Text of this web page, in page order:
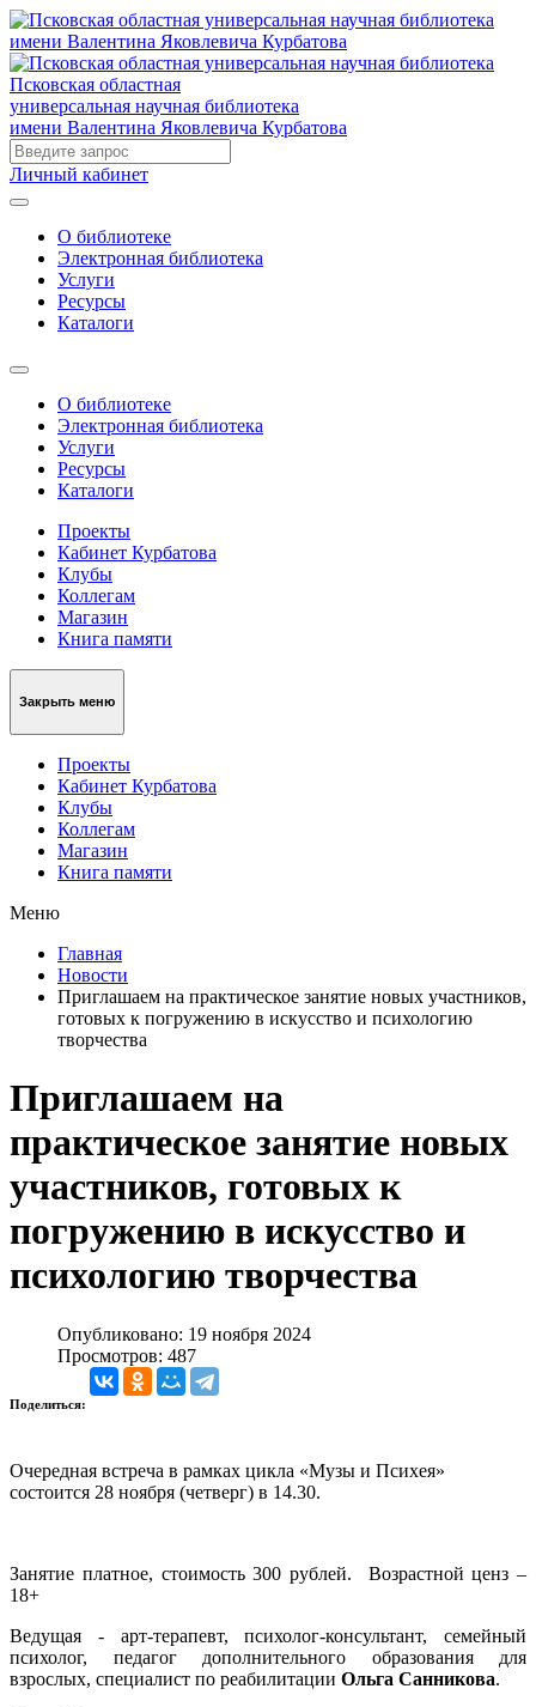
Псковская областная
универсальная научная библиотека
имени Валентина Яковлевича Курбатова
Личный кабинет
О библиотеке
Электронная библиотека
Услуги
Ресурсы
Каталоги
О библиотеке
Электронная библиотека
Услуги
Ресурсы
Каталоги
Проекты
Кабинет Курбатова
Клубы
Коллегам
Магазин
Книга памяти
Закрыть меню
Проекты
Кабинет Курбатова
Клубы
Коллегам
Магазин
Книга памяти
Меню
Главная
Новости
Приглашаем на практическое занятие новых участников,
готовых к погружению в искусство и психологию
творчества
Приглашаем на
практическое занятие новых
участников, готовых к
погружению в искусство и
психологию творчества
Опубликовано: 19 ноября 2024
Просмотров: 487
Поделиться:
Очередная встреча в рамках цикла «Музы и Психея»
состоится 28 ноября (четверг) в 14.30.
Занятие платное, стоимость 300 рублей. Возрастной ценз –
18+
Ведущая - арт-терапевт, психолог-консультант, семейный
психолог, педагог дополнительного образования для
взрослых, специалист по реабилитации Ольга Санникова.